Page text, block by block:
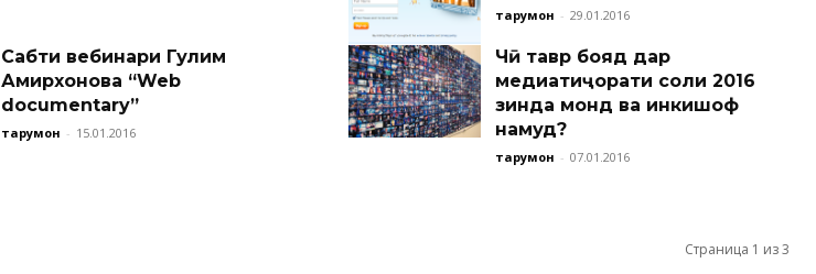
тарҷумон - 29.01.2016
Сабти вебинари Гулим
Амирхонова “Web
documentary”
тарҷумон - 15.01.2016
Чӣ тавр бояд дар
медиатиҷорати соли 2016
зинда монд ва инкишоф
намуд?
тарҷумон - 07.01.2016
Страница 1 из 3